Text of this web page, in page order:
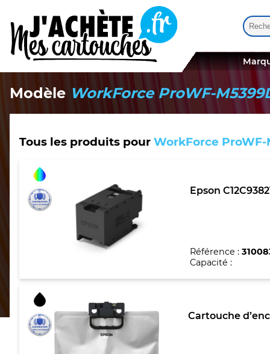
Modèle WorkForce ProWF-
Tous les produits pour WorkForce ProWF-
Epson
Référence :
Capacité :
Cartouche